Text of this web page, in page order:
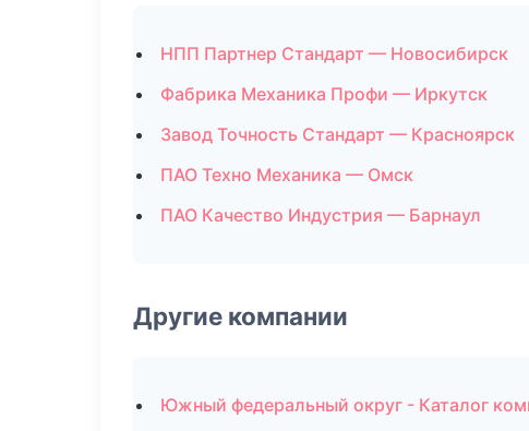
НПП Партнер Стандарт — Новосибирск
Фабрика Механика Профи — Иркутск
Завод Точность Стандарт — Красноярск
ПАО Техно Механика — Омск
ПАО Качество Индустрия — Барнаул
Другие компании
Южный федеральный округ - Каталог